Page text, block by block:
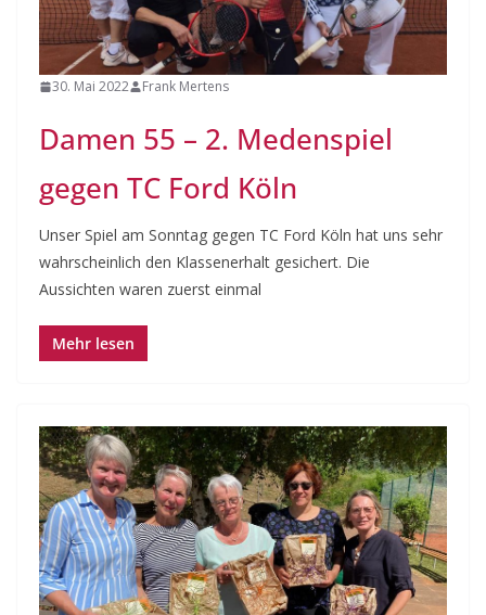
30. Mai 2022 Frank Mertens
Damen 55 – 2. Medenspiel
gegen TC Ford Köln
Unser Spiel am Sonntag gegen TC Ford Köln hat uns sehr
wahrscheinlich den Klassenerhalt gesichert. Die
Aussichten waren zuerst einmal